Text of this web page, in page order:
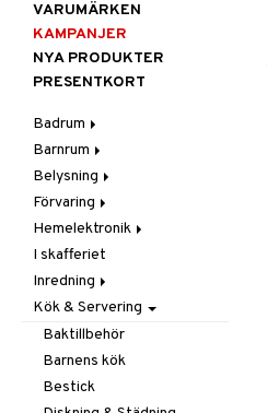
VARUMÄRKEN
KAMPANJER
NYA PRODUKTER
PRESENTKORT
Badrum
Badrumsinredning
Badrumstextilier
Badrumstillbehör
Barnrum
Barnlampor
Barnmöbler
Barnrumsdekoration
Barnrumsförvaring
Barnrumstextilier
Belysning
Belysningstillbehör
Lampor
Bordslampor
Taklampor
LED-ljus
Ljuslyktor & Ljusstakar
Utomhusbelysning
Förvaring
Hängare & krokar
Hyllor
Småförvaring
Småförvaring & Korgar
Väskor
Hemelektronik
Ljud
I skafferiet
Inredning
Dekoration
Böcker
Figurer & Skulpturer
Klockor
Doftljus & Doftspridare
Förvaring & Hyllor
Hängare & Krokar
Juldekoration
Kök & Servering
Baktillbehör
Barnens kök
Bestick